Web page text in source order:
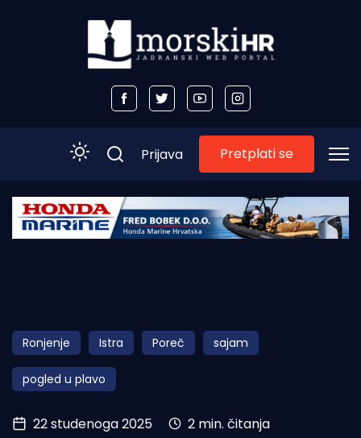
Početna
Obala
Otoci
Turizam i nautika
Pomorstvo
Prijava Pretplati se
Ronjenje Istra Poreč sajam
pogled u plavo
22 studenoga 2025 2 min. čitanja